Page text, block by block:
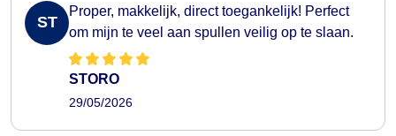
ST
Proper, makkelijk, direct toegankelijk! Perfect
om mijn te veel aan spullen veilig op te slaan.
STORO
29/05/2026